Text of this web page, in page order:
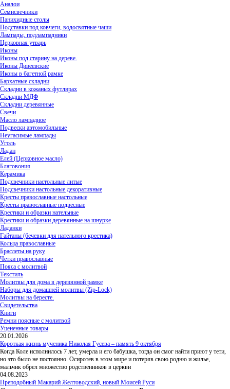
Аналои
Семисвечники
Панихидные столы
Подставки под ковчеги, водосвятные чаши
Лампады, подлампадники
Церковная утварь
Иконы
Иконы под старину на дереве.
Иконы Дивеевские
Иконы в багетной рамке
Бархатные складни
Складни в кожаных футлярах
Складни МДФ
Складни деревянные
Свечи
Масло лампадное
Подвески автомобильные
Неугасимые лампады
Уголь
Ладан
Елей (Церковное масло)
Благовония
Керамика
Подсвечники настольные литые
Подсвечники настольные декоративные
Кресты православные настольные
Кресты православные подвесные
Крестики и образки нательные
Крестики и образки деревянные на шнурке
Ладанки
Гайтаны (бечевки для нательного крестика)
Кольца православные
Браслеты на руку
Четки православные
Пояса с молитвой
Текстиль
Молитвы для дома в деревянной рамке
Наборы для домашней молитвы (Zip-Lock)
Молитвы на бересте.
Свидетельства
Книги
Ремни поясные с молитвой
Уцененные товары
20.01.2026
Короткая жизнь мученика Николая Гусева – память 9 октября
Когда Коле исполнилось 7 лет, умерла и его бабушка, тогда он смог найти приют у тети,
но это было не постоянно. Осиротев в этом мире и потеряв свою родню и жилье,
мальчик обрел множество родственников в церкви
04.08.2023
Преподобный Макарий Желтоводский, новый Моисей Руси